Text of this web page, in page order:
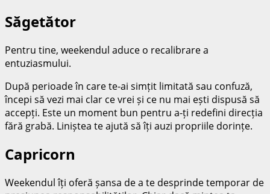
Săgetător
Pentru tine, weekendul aduce o recalibrare a
entuziasmului.
După perioade în care te-ai simțit limitată sau confuză,
începi să vezi mai clar ce vrei și ce nu mai ești dispusă să
accepți. Este un moment bun pentru a-ți redefini direcția
fără grabă. Liniștea te ajută să îți auzi propriile dorințe.
Capricorn
Weekendul îți oferă șansa de a te desprinde temporar de